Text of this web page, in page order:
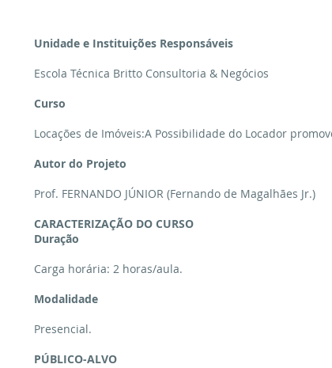
Unidade e Instituições Responsáveis
Escola Técnica Britto Consultoria & Negócios
Curso
Locações de Imóveis:A Possibilidade do Locador
Autor do Projeto
Prof. FERNANDO JÚNIOR (Fernando de Magalhães Jr.)
CARACTERIZAÇÃO DO CURSO
Duração
Carga horária: 2 horas/aula.
Modalidade
Presencial.
PÚBLICO-ALVO